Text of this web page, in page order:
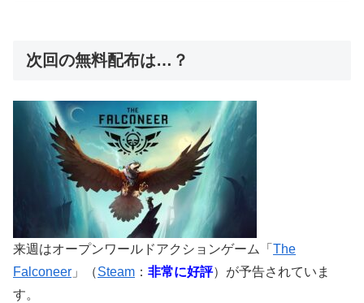
次回の無料配布は…？
来週はオープンワールドアクションゲーム「 The
Falconeer 」（Steam ： 非常に好評）が予告されていま
す。